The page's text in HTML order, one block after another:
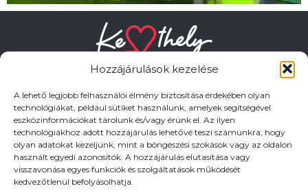
Hozzájárulások kezelése
A lehető legjobb felhasználói élmény biztosítása érdekében olyan
technológiákat, például sütiket használunk, amelyek segítségével
eszközinformációkat tárolunk és/vagy érünk el. Az ilyen
technológiákhoz adott hozzájárulás lehetővé teszi számunkra, hogy
olyan adatokat kezeljünk, mint a böngészési szokások vagy az oldalon
használt egyedi azonosítók. A hozzájárulás elutasítása vagy
visszavonása egyes funkciók és szolgáltatások működését
kedvezőtlenül befolyásolhatja.
HASZNOS LINKEK
Adatkezelési tájékoztató
Impresszum